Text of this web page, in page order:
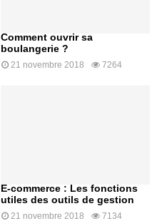
Comment ouvrir sa
boulangerie ?
21 novembre 2018 7264
E-commerce : Les fonctions
utiles des outils de gestion
21 novembre 2018 7134